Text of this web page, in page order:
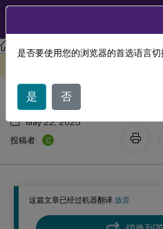
Session Recording Session
这篇文章已经过机器翻译.放弃
查看录制
May 22, 2025
投稿者:
C
是否要使用您的浏览器的首选语言
是 否